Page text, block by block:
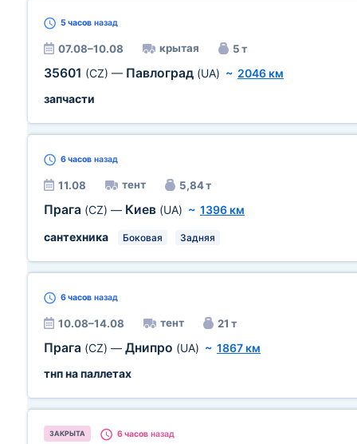
5 часов назад
07.08–10.08 крытая 5 т
35601 (CZ) — Павлоград (UA) ~ 2046 км
запчасти
6 часов назад
11.08 тент 5,84 т
Прага (CZ) — Киев (UA) ~ 1396 км
сантехника
Боковая Задняя
6 часов назад
10.08–14.08 тент 21 т
Прага (CZ) — Днипро (UA) ~ 1867 км
тнп на паллетах
ЗАКРЫТА 6 часов назад